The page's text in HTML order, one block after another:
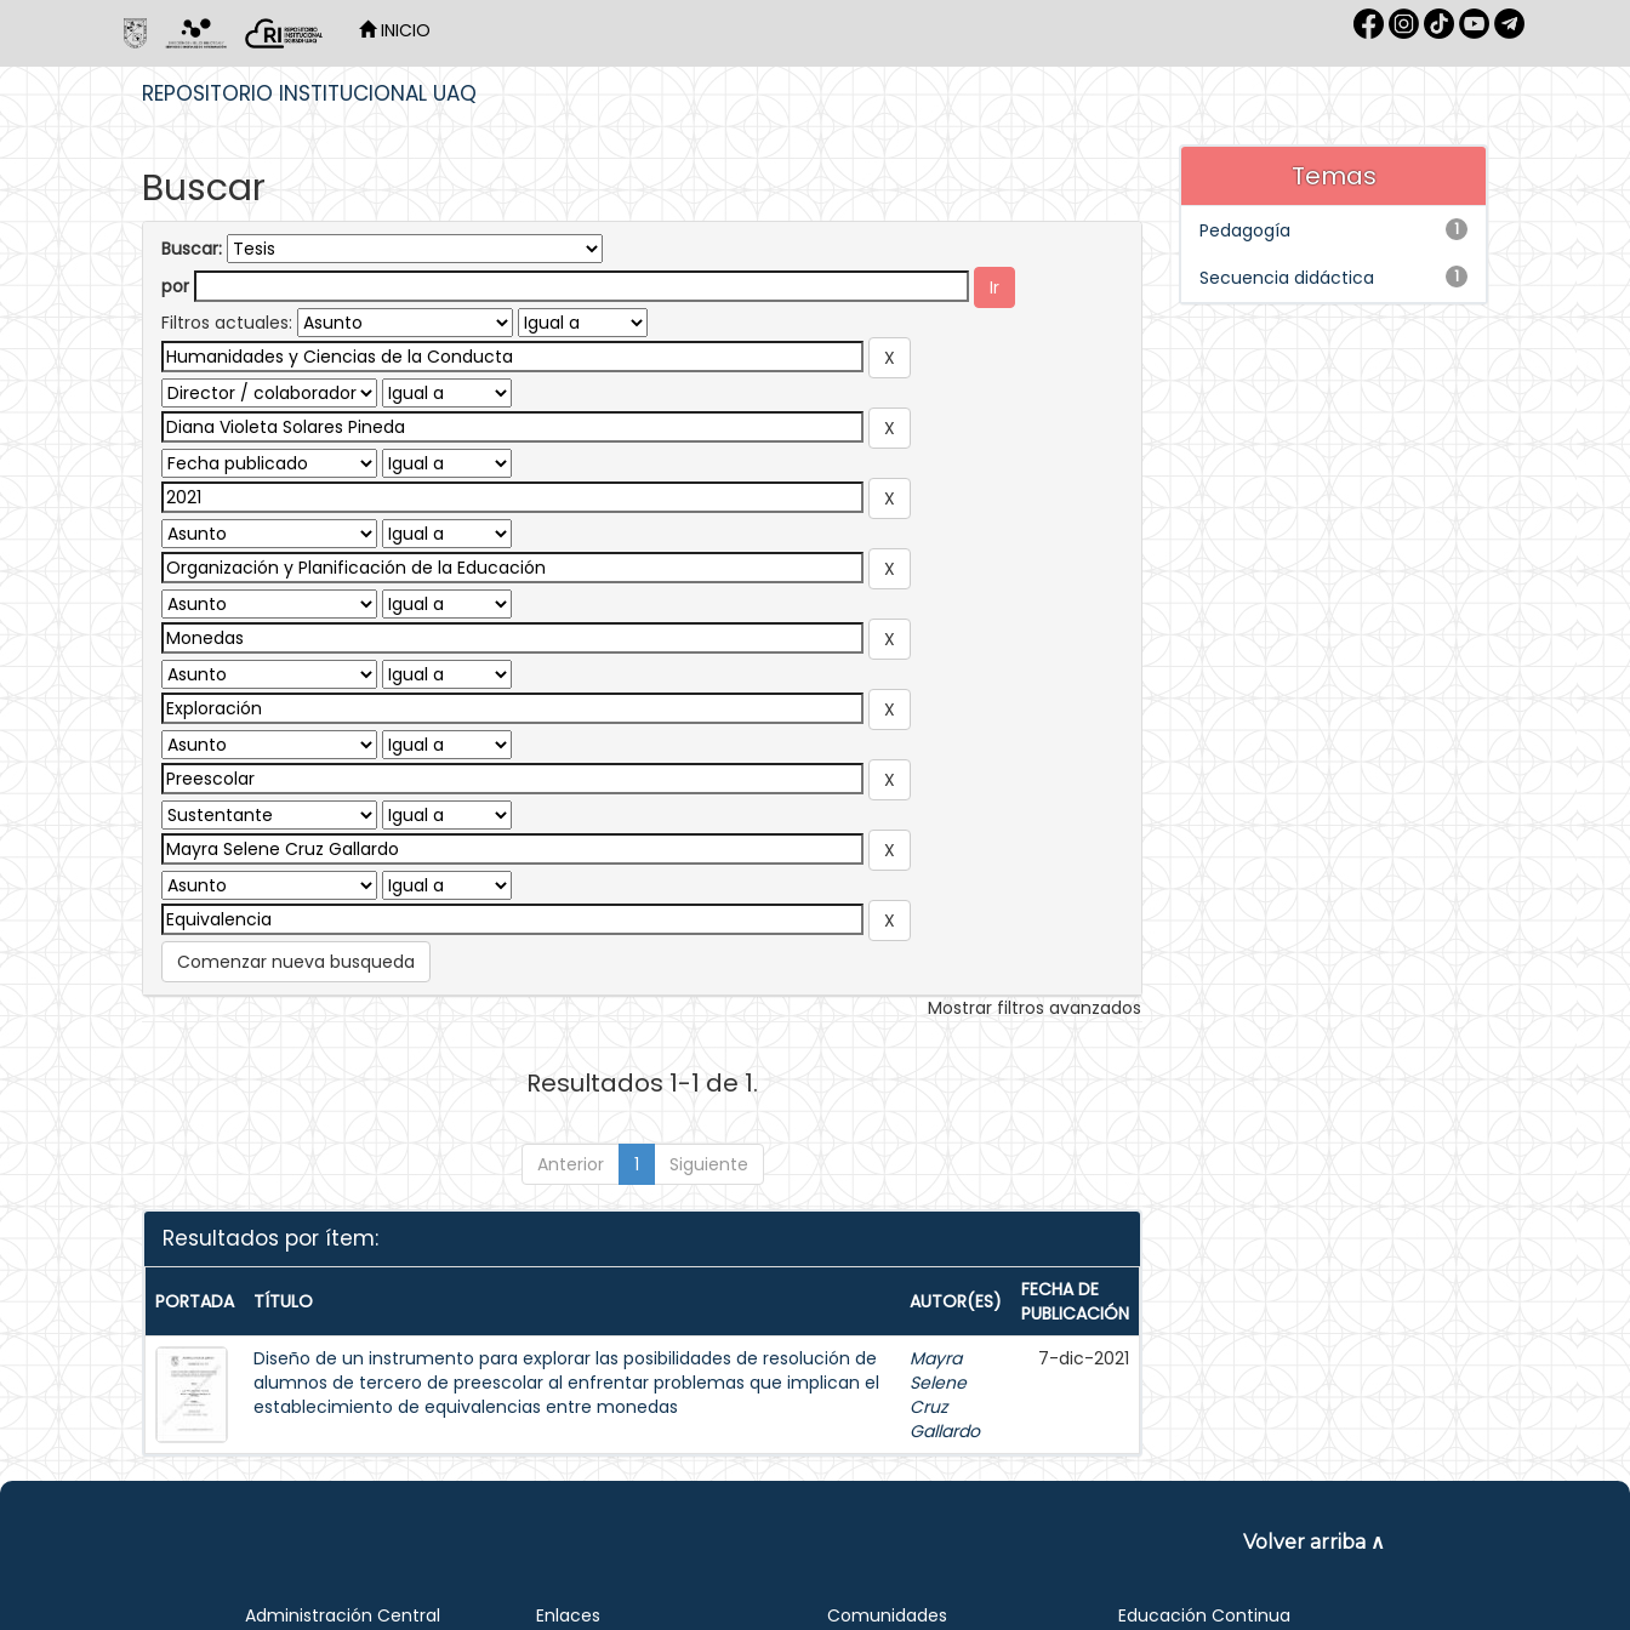
INICIO
REPOSITORIO INSTITUCIONAL UAQ
Buscar
Buscar:
por
Filtros actuales:
Comenzar nueva busqueda
Mostrar filtros avanzados
Resultados 1-1 de 1.
Anterior 1 Siguiente
Resultados por ítem:
PORTADA TÍTULO AUTOR(ES)
FECHA DE
PUBLICACIÓN
Diseño de un instrumento para explorar las posibilidades de resolución de
alumnos de tercero de preescolar al enfrentar problemas que implican el
establecimiento de equivalencias entre monedas
Mayra
Selene
Cruz
Gallardo
7-dic-2021
Temas
1
Pedagogía
1
Secuencia didáctica
Volver arriba ∧
Administración Central Enlaces Comunidades Educación Continua